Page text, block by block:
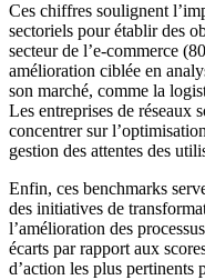
Ces chiffres soulignent
sectoriels pour établir des
secteur de l’e-commerce
amélioration ciblée en
son marché, comme la
Les entreprises de réseaux
concentrer sur
gestion des attentes des
Enfin, ces benchmarks
des initiatives de
l’amélioration des
écarts par rapport aux
d’action les plus pertinents